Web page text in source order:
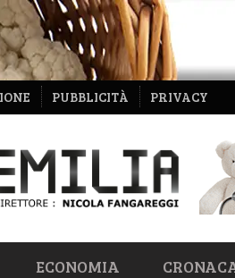
PUBBLICITÀ PRIVACY
ECONOMIA